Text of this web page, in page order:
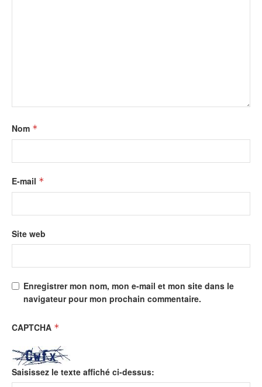
Nom *
E-mail *
Site web
Enregistrer mon nom, mon e-mail et mon site dans le
navigateur pour mon prochain commentaire.
CAPTCHA *
Saisissez le texte affiché ci-dessus: